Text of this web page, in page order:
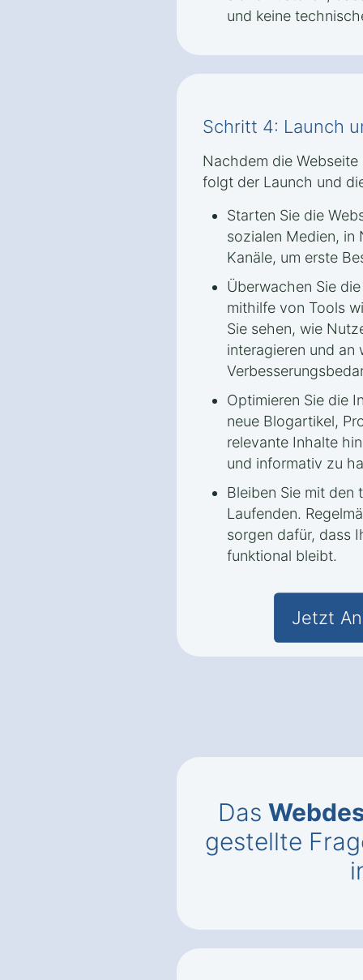
und keine
Schritt 4: Launch
Nachdem die
folgt der Launch und
Starten Sie die
sozialen Medien, in
Kanäle, um erste
Überwachen Sie
mithilfe von Tools
Sie sehen, wie
interagieren und an
Optimieren Sie die
neue Blogartikel,
relevante Inhalte
und informativ zu
Bleiben Sie mit den
Laufenden.
sorgen dafür, dass
funktional bleibt.
Jetzt
Das
gestellte